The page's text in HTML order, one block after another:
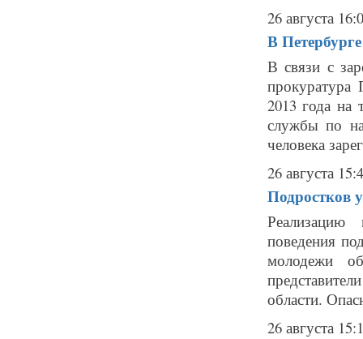
26 августа
В
В связи с
прокуратура
2013 года на
службы по
человека
26 августа
Подростков
Реализацию
поведения
молодежи
области.
26 августа